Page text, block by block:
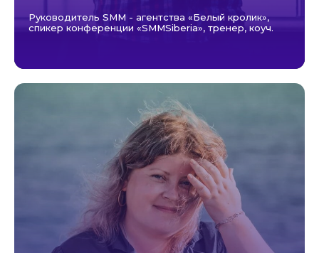
Руководитель SMM - агентства «Белый кролик»,
спикер конференции «SMMSiberia», тренер, коуч.